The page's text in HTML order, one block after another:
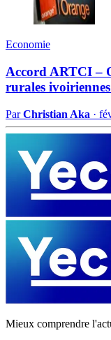
Economie
Accord ARTCI –
rurales
ParChristian Aka ·
Mieux comprendre